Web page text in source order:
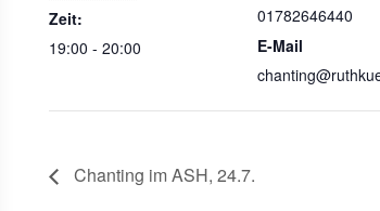
Zeit:
19:00 - 20:00
01782646440
E-Mail
Chanting im ASH, 24.7.